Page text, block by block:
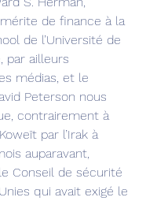
de finance à la
de l’Université de
par ailleurs
médias, et le
Peterson nous
contrairement à
par l’Irak à
auparavant,
Conseil de sécurité
qui avait exigé le